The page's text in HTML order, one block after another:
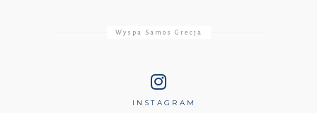
Wyspa Samos Grecja
INSTAGRAM